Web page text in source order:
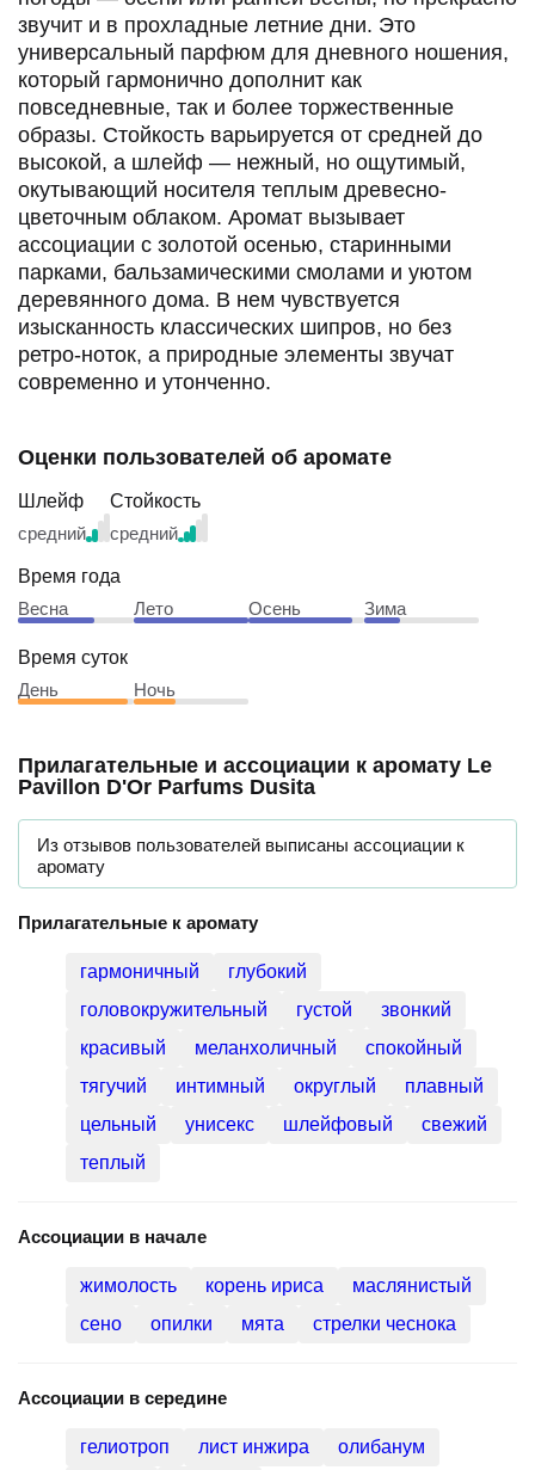
минеральной нотой.
Le Pavillon D'Or подходит для прохладной
погоды — осени или ранней весны, но прекрасно
звучит и в прохладные летние дни. Это
универсальный парфюм для дневного ношения,
который гармонично дополнит как
повседневные, так и более торжественные
образы. Стойкость варьируется от средней до
высокой, а шлейф — нежный, но ощутимый,
окутывающий носителя теплым древесно-
цветочным облаком. Аромат вызывает
ассоциации с золотой осенью, старинными
парками, бальзамическими смолами и уютом
деревянного дома. В нем чувствуется
современно и утонченно.
Оценки пользователей об аромате
Шлейф
средний
Стойкость
средний
Время года
Весна
Лето
День
Ночь
Прилагательные и ассоциации к аромату
Pavillon D'Or Parfums Dusita
Из отзывов пользователей выписаны ассоциации к
Прилагательные к аромату
гармоничный глубокий
головокружительный
густой
звонкий красивый
меланхоличный
спокойный
тягучий интимный
округлый
плавный
цельный